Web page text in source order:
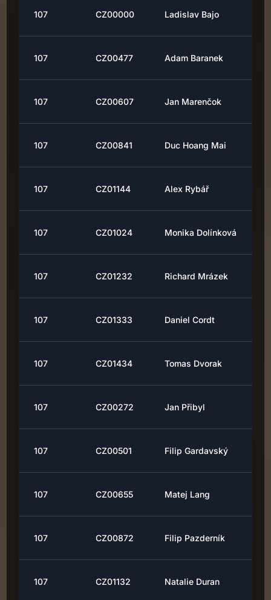
107 CZ00000 Ladislav Bajo
107 CZ00477 Adam Baranek
107 CZ00607 Jan Marenčok
107 CZ00841 Duc Hoang Mai
107 CZ01144 Alex Rybář
107 CZ01024 Monika Dolínková
107 CZ01232 Richard Mrázek
107 CZ01333 Daniel Cordt
107 CZ01434 Tomas Dvorak
107 CZ00272 Jan Přibyl
107 CZ00501 Filip Gardavský
107 CZ00655 Matej Lang
107 CZ00872 Filip Pazderník
107 CZ01132 Natalie Duran